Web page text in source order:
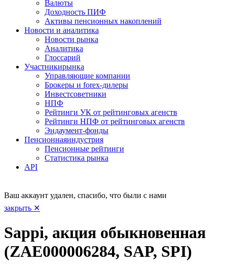
Валюты
Доходность ПИФ
Активы пенсионных накоплений
Новости и аналитика
Новости рынка
Аналитика
Глоссарий
Участникирынка
Управляющие компании
Брокеры и forex-дилеры
Инвестсоветники
НПФ
Рейтинги УК от рейтинговых агенств
Рейтинги НПФ от рейтинговых агенств
Эндаумент-фонды
Пенсионнаяиндустрия
Пенсионные рейтинги
Статистика рынка
API
Ваш аккаунт удален, спасибо, что были с нами
закрыть ✕
Sappi, акция обыкновенная
(ZAE000006284, SAP, SPI)